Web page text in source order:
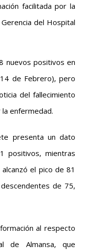
facilitada por la
del Hospital
nuevos positivos en
de Febrero), pero
del fallecimiento
enfermedad.
presenta un dato
positivos, mientras
el pico de 81
de 75,
al respecto
de Almansa, que